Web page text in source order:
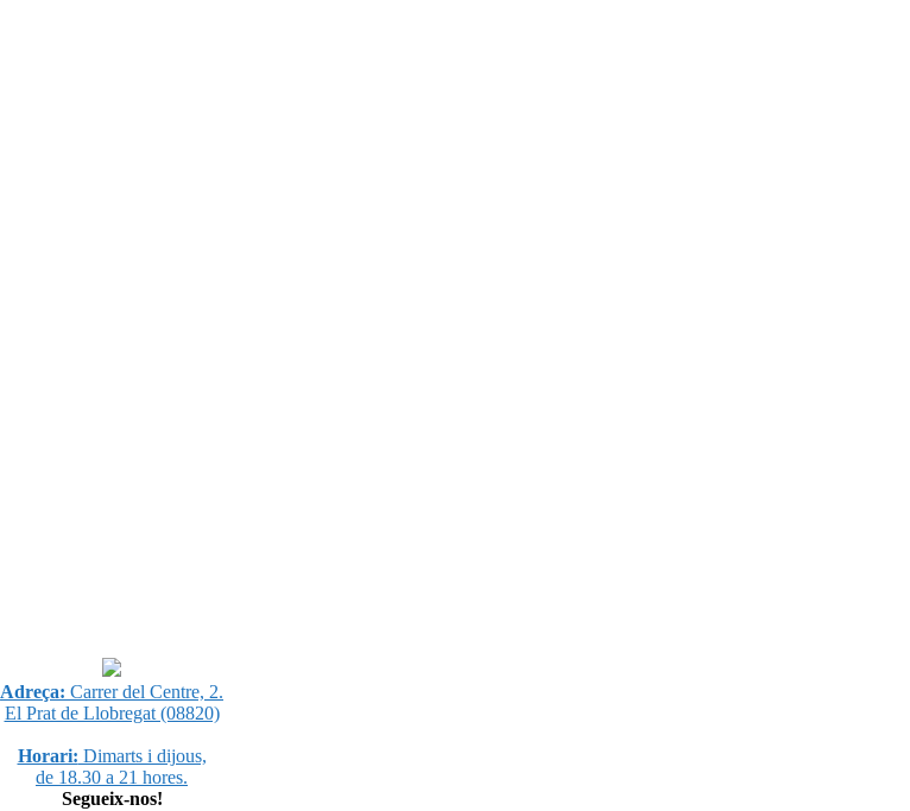
Adreça: Carrer del Centre, 2.
El Prat de Llobregat (08820)
Horari: Dimarts i dijous,
de 18.30 a 21 hores.
Segueix-nos!